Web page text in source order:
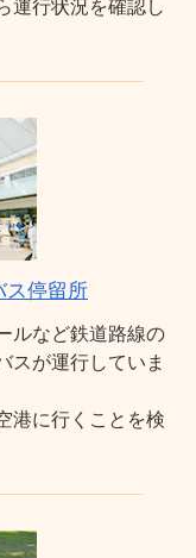
運行状況を確認し
ス停留所
ルなど鉄道路線の
スが運行していま
港に行くことを検